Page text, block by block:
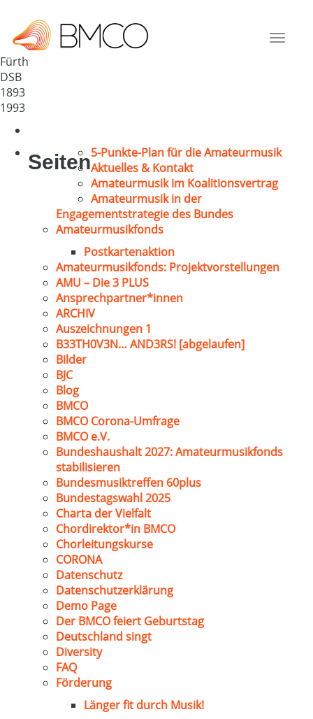
Toggle
Deutschland
90768
Fürth
DSB
1893
1993
Seiten5-Punkte-Plan für die Amateurmusik
Aktuelles & Kontakt
Amateurmusik im Koalitionsvertrag
Amateurmusik in der
Engagementstrategie des Bundes
Amateurmusikfonds
Postkartenaktion
Amateurmusikfonds: Projektvorstellungen
AMU – Die 3 PLUS
Ansprechpartner*innen
ARCHIV
Auszeichnungen 1
B33TH0V3N… AND3RS! [abgelaufen]
Bilder
BJC
Blog
BMCO
BMCO Corona-Umfrage
BMCO e.V.
Bundeshaushalt 2027: Amateurmusikfonds
stabilisieren
Bundesmusiktreffen 60plus
Bundestagswahl 2025
Charta der Vielfalt
Chordirektor*in BMCO
Chorleitungskurse
CORONA
Datenschutz
Datenschutzerklärung
Demo Page
Der BMCO feiert Geburtstag
Deutschland singt
Diversity
FAQ
Förderung
Länger fit durch Musik!